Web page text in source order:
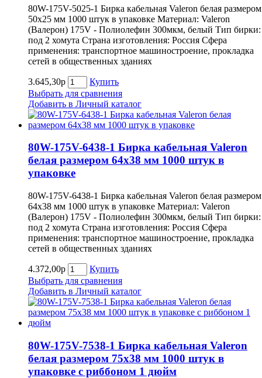
80W-175V-5025-1 Бирка кабельная Valeron белая размером
50х25 мм 1000 штук в упаковке Материал: Valeron
(Валерон) 175V - Полиолефин 300мкм, белый Тип бирки:
под 2 хомута Страна изготовления: Россия Сфера
применения: транспортное машиностроение, прокладка
сетей в общественных зданиях
3.645,30р
Купить
Выбрать для сравнения
Добавить в Личный каталог
80W-175V-6438-1 Бирка кабельная Valeron
белая размером 64х38 мм 1000 штук в
упаковке
80W-175V-6438-1 Бирка кабельная Valeron белая размером
64х38 мм 1000 штук в упаковке Материал: Valeron
(Валерон) 175V - Полиолефин 300мкм, белый Тип бирки:
под 2 хомута Страна изготовления: Россия Сфера
применения: транспортное машиностроение, прокладка
сетей в общественных зданиях
4.372,00р
Купить
Выбрать для сравнения
Добавить в Личный каталог
80W-175V-7538-1 Бирка кабельная Valeron
белая размером 75х38 мм 1000 штук в
упаковке с риббоном 1 дюйм